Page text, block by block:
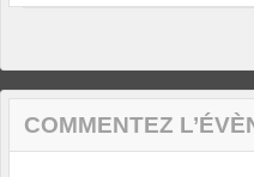
COMMENTEZ